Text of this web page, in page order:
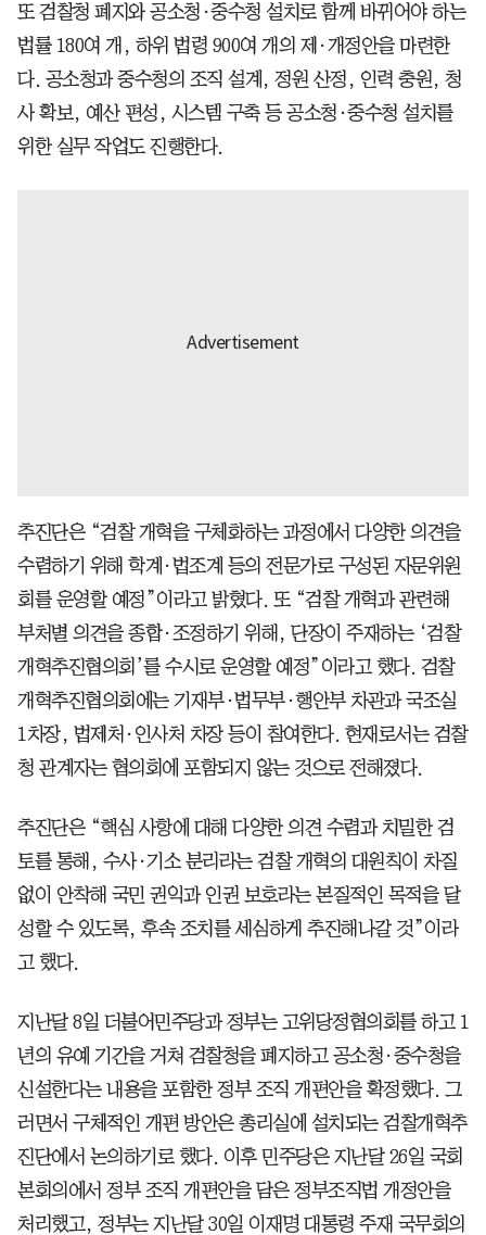
또 검찰청 폐지와 공소청·중수청 설치로 함께 바뀌어야 하는
법률 180여 개, 하위 법령 900여 개의 제·개정안을 마련한
다. 공소청과 중수청의 조직 설계, 정원 산정, 인력 충원, 청
사 확보, 예산 편성, 시스템 구축 등 공소청·중수청 설치를
위한 실무 작업도 진행한다.
추진단은 “검찰 개혁을 구체화하는 과정에서 다양한 의견을
수렴하기 위해 학계·법조계 등의 전문가로 구성된 자문위원
회를 운영할 예정”이라고 밝혔다. 또 “검찰 개혁과 관련해
부처별 의견을 종합·조정하기 위해, 단장이 주재하는 ‘검찰
개혁추진협의회’를 수시로 운영할 예정”이라고 했다. 검찰
개혁추진협의회에는 기재부·법무부·행안부 차관과 국조실
1차장, 법제처·인사처 차장 등이 참여한다. 현재로서는 검찰
청 관계자는 협의회에 포함되지 않는 것으로 전해졌다.
추진단은 “핵심 사항에 대해 다양한 의견 수렴과 치밀한 검
토를 통해, 수사·기소 분리라는 검찰 개혁의 대원칙이 차질
없이 안착해 국민 권익과 인권 보호라는 본질적인 목적을 달
성할 수 있도록, 후속 조치를 세심하게 추진해나갈 것”이라
고 했다.
지난달 8일 더불어민주당과 정부는 고위당정협의회를 하고 1
년의 유예 기간을 거쳐 검찰청을 폐지하고 공소청·중수청을
신설한다는 내용을 포함한 정부 조직 개편안을 확정했다. 그
러면서 구체적인 개편 방안은 총리실에 설치되는 검찰개혁추
진단에서 논의하기로 했다. 이후 민주당은 지난달 26일 국회
본회의에서 정부 조직 개편안을 담은 정부조직법 개정안을
처리했고, 정부는 지난달 30일 이재명 대통령 주재 국무회의